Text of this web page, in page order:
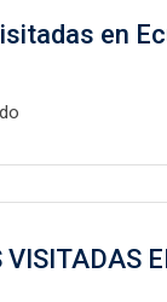
en
VISITADAS